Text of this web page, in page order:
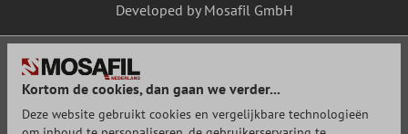
Developed by Mosafil GmbH
Kortom de cookies, dan gaan we verder...
Deze website gebruikt cookies en vergelijkbare technologieën